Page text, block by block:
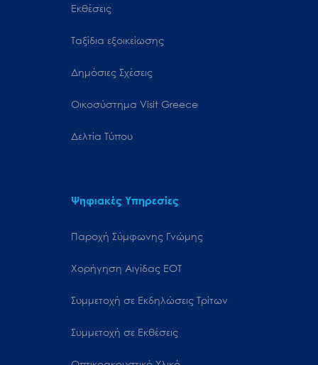
Εκθέσεις
Ταξίδια εξοικείωσης
Δημόσιες Σχέσεις
Oικοσύστημα Visit Greece
Δελτία Τύπου
Ψηφιακές Υπηρεσίες
Παροχή Σύμφωνης Γνώμης
Χορήγηση Αιγίδας ΕΟΤ
Συμμετοχή σε Εκδηλώσεις Τρίτων
Συμμετοχή σε Εκθέσεις